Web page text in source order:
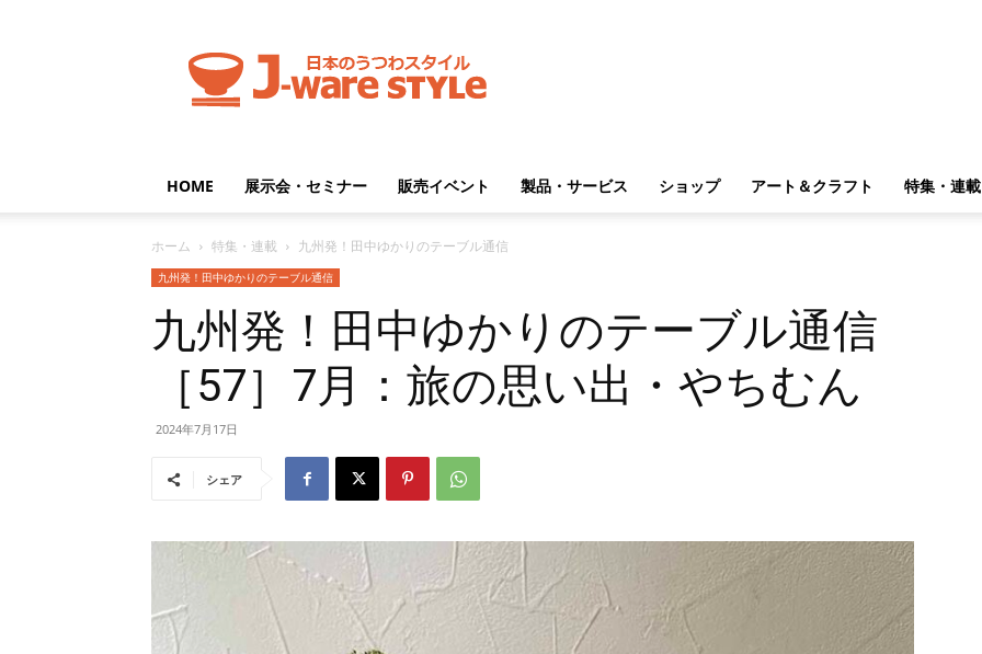
ware
Style
HOME 展示会・セミナー 販売イベント 製品・サービス ショップ アート＆クラフト 特集・連載
ホーム 特集・連載 九州発！田中ゆかりのテーブル通信
九州発！田中ゆかりのテーブル通信
九州発！田中ゆかりのテーブル通信
［57］7月：旅の思い出・やちむん
2024年7月17日
シェア